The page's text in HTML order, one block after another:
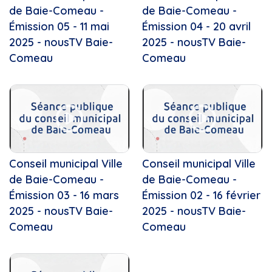
Cancer
cardio, santé
Caribou forestier
Caroline Côté
Carrefour jeunesse-emploi
Centraide...
Centre de prévention du...
Centre de services scolaire...
Centre des arts de Baie-Comeau
Centre Émersion Baie-Comeau
Centre-du-Québec
Centre-ville
Chambre de commerce de...
Chocolaterie au coeur fondant
Défilé de Noël de...
En Mouvement
Enfin Noël!
Ensemble vocal Voix Libres
Festival de films (H24 et - )
Fun regarder films
Gribouille Bouille
Kamishibaï
Kiro le clown
L'Équipe locale
La boîte à chansons
La Féérie de Noël
La marée chantante
La Tête dans les nuances
La veillée des Dufour
de Baie-Comeau -
Émission 05 - 11 mai
2025 - nousTV Baie-
Comeau
de Baie-Comeau -
Émission 04 - 20 avril
2025 - nousTV Baie-
Comeau
Conseil municipal Ville
de Baie-Comeau -
Émission 03 - 16 mars
2025 - nousTV Baie-
Comeau
Conseil municipal Ville
de Baie-Comeau -
Émission 02 - 16 février
2025 - nousTV Baie-
Comeau